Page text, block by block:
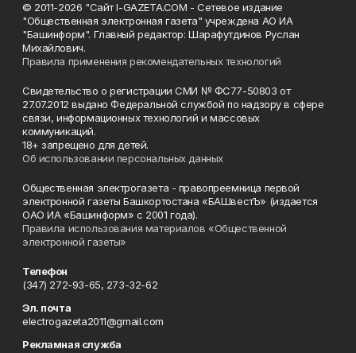
© 2011-2026 "Сайт I-GAZETA.COM - Сетевое издание
"Общественная электронная газета" учреждена АО ИА
"Башинформ". Главный редактор: Шарафутдинов Руслан
Михайлович.
Правила применения рекомендательных технологий
Свидетельство о регистрации СМИ № ФС77-50803 от
27.07.2012 выдано Федеральной службой по надзору в сфере
связи, информационных технологий и массовых
коммуникаций.
18+ запрещено для детей.
Об использовании персональных данных
Общественная электрогазета - правопреемница первой
электронной газеты Башкортостана «БАШвестЪ» (издается
ОАО ИА «Башинформ» с 2001 года).
Правила использования материалов «Общественной
электронной газеты»
Телефон
(347) 272-93-65, 273-32-62
Эл. почта
electrogazeta2011@gmail.com
Рекламная служба